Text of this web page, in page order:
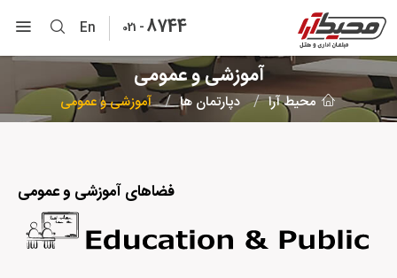
En 021 -8744
آموزشی و عمومی
محیط آرا دپارتمان ها آموزشی و عمومی
فضاهای آموزشی و عمومی